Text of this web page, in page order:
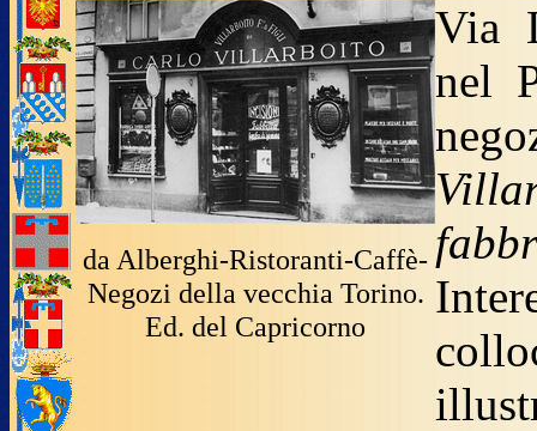
da Alberghi-Ristoranti-Caffè-
Negozi della vecchia Torino.
Ed. del Capricorno
Via
nel